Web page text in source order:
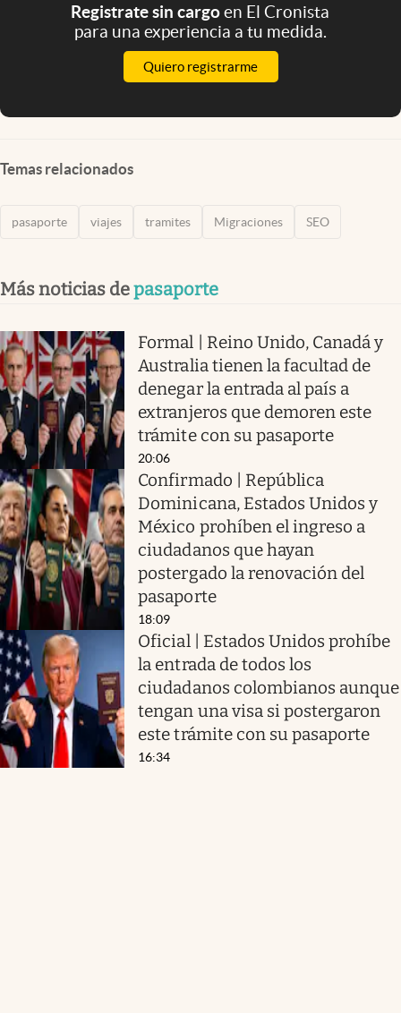
Registrate sin cargoen El Cronista
para una experiencia a tu medida.
Quiero registrarme
Temas relacionados
pasaporte viajes tramites Migraciones SEO
Más noticias depasaporte
Formal | Reino Unido, Canadá y
Australia tienen la facultad de
denegar la entrada al país a
extranjeros que demoren este
trámite con su pasaporte
20:06
Confirmado | República
Dominicana, Estados Unidos y
México prohíben el ingreso a
ciudadanos que hayan
postergado la renovación del
pasaporte
18:09
Oficial | Estados Unidos prohíbe
la entrada de todos los
ciudadanos colombianos aunque
tengan una visa si postergaron
este trámite con su pasaporte
16:34